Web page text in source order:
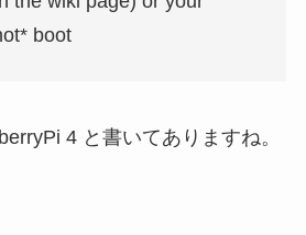
boot
4 と書いてありますね。